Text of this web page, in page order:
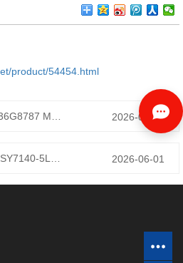
product/54454.html
2026-06-02
2026-06-01